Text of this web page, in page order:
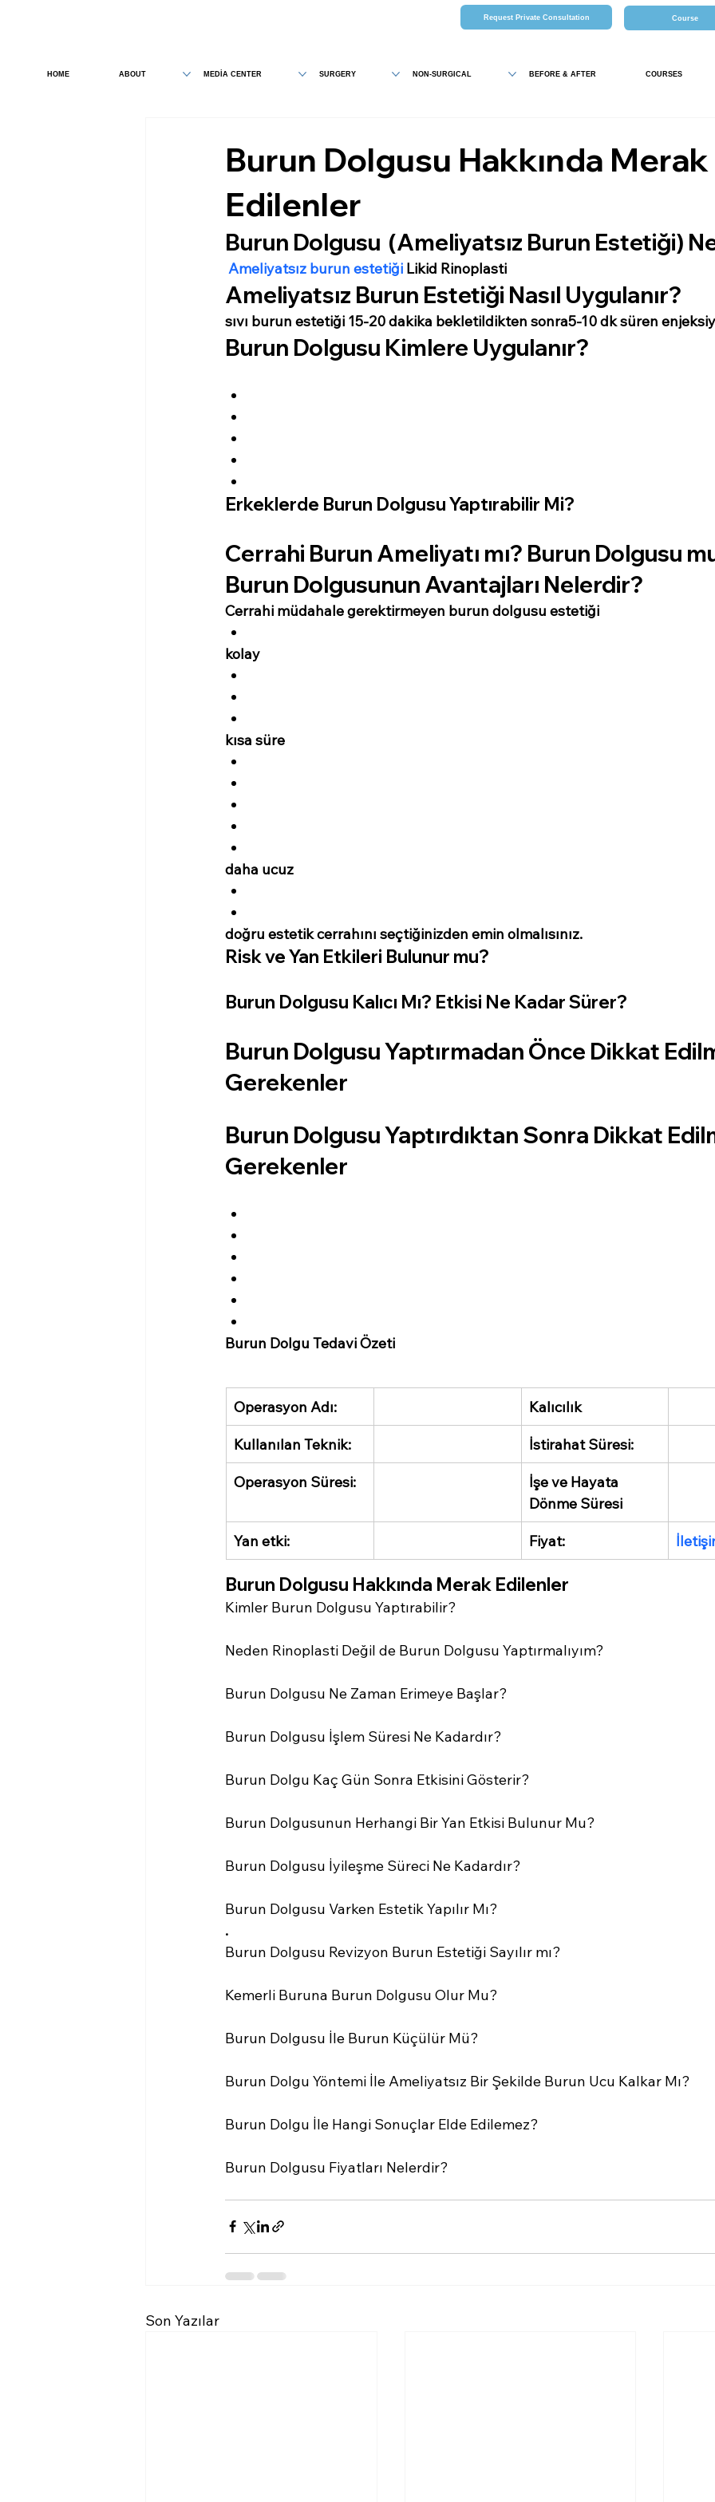
HOME ABOUT MEDİA CENTER SURGERY NON-SURGICAL BEFORE & AFTER COURSES
Request Private Consultation Course
Burun Dolgusu Hakkında Merak
Edilenler
Burun Dolgusu  (Ameliyatsız Burun Estetiği)
Ameliyatsız burun estetiği Likid Rinoplasti
Ameliyatsız Burun Estetiği Nasıl Uygulanır?
sıvı burun estetiği 15-20 dakika bekletildikten sonra5-10 dk süren
Burun Dolgusu Kimlere Uygulanır?
Erkeklerde Burun Dolgusu Yaptırabilir Mi?
Cerrahi Burun Ameliyatı mı? Burun Dolgusu
Burun Dolgusunun Avantajları Nelerdir?
Cerrahi müdahale gerektirmeyen burun dolgusu estetiği
kolay
kısa süre
daha ucuz
doğru estetik cerrahını seçtiğinizden emin olmalısınız.
Risk ve Yan Etkileri Bulunur mu?
Burun Dolgusu Kalıcı Mı? Etkisi Ne Kadar Sürer?
Burun Dolgusu Yaptırmadan Önce Dikkat
Gerekenler
Burun Dolgusu Yaptırdıktan Sonra Dikkat
Gerekenler
Burun Dolgu Tedavi Özeti
Operasyon Adı: Kalıcılık
Kullanılan Teknik: İstirahat Süresi:
Operasyon Süresi:
İşe ve Hayata
Dönme Süresi
Yan etki: Fiyat:
Burun Dolgusu Hakkında Merak Edilenler
Kimler Burun Dolgusu Yaptırabilir?
Neden Rinoplasti Değil de Burun Dolgusu Yaptırmalıyım?
Burun Dolgusu Ne Zaman Erimeye Başlar?
Burun Dolgusu İşlem Süresi Ne Kadardır?
Burun Dolgu Kaç Gün Sonra Etkisini Gösterir?
Burun Dolgusunun Herhangi Bir Yan Etkisi Bulunur Mu?
Burun Dolgusu İyileşme Süreci Ne Kadardır?
Burun Dolgusu Varken Estetik Yapılır Mı?
.
Burun Dolgusu Revizyon Burun Estetiği Sayılır mı?
Kemerli Buruna Burun Dolgusu Olur Mu?
Burun Dolgusu İle Burun Küçülür Mü?
Burun Dolgu Yöntemi İle Ameliyatsız Bir Şekilde Burun Ucu Kalkar Mı?
Burun Dolgu İle Hangi Sonuçlar Elde Edilemez?
Burun Dolgusu Fiyatları Nelerdir?
Son Yazılar